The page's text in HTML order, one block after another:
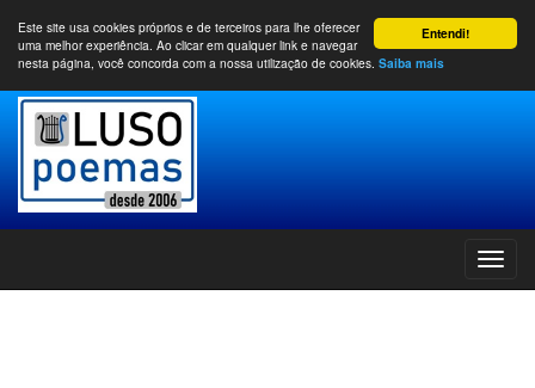
Entendi!
Este site usa cookies próprios e de terceiros para lhe oferecer
uma melhor experiência. Ao clicar em qualquer link e navegar
nesta página, você concorda com a nossa utilização de cookies. Saiba mais